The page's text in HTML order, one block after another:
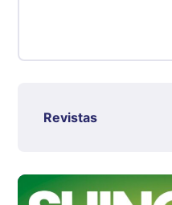
R$ 142,87
cx
Revistas